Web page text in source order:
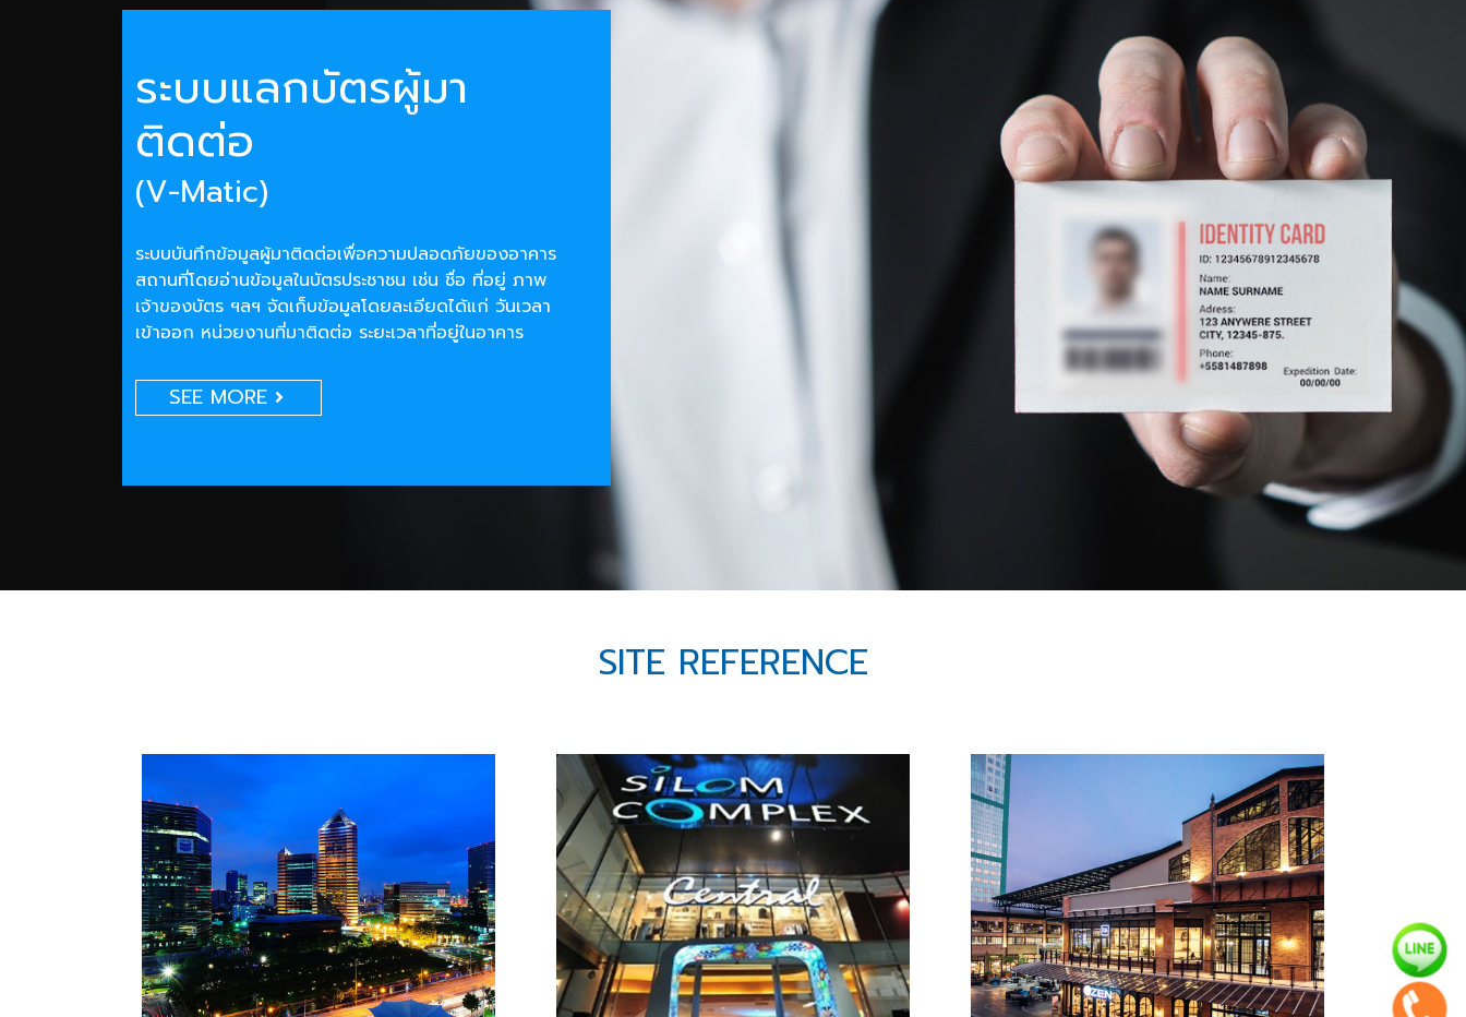
ระบบแลกบัตรผู้มา
ติดต่อ
(V-Matic)
ระบบบันทึกข้อมูลผู้มาติดต่อเพื่อความปลอดภัยของอาคาร
สถานที่โดยอ่านข้อมูลในบัตรประชาชน เช่น ชื่อ ที่อยู่ ภาพ
เจ้าของบัตร ฯลฯ จัดเก็บข้อมูลโดยละเอียดได้แก่ วันเวลา
เข้าออก หน่วยงานที่มาติดต่อ ระยะเวลาที่อยู่ในอาคาร
SEE MORE
SITE REFERENCE